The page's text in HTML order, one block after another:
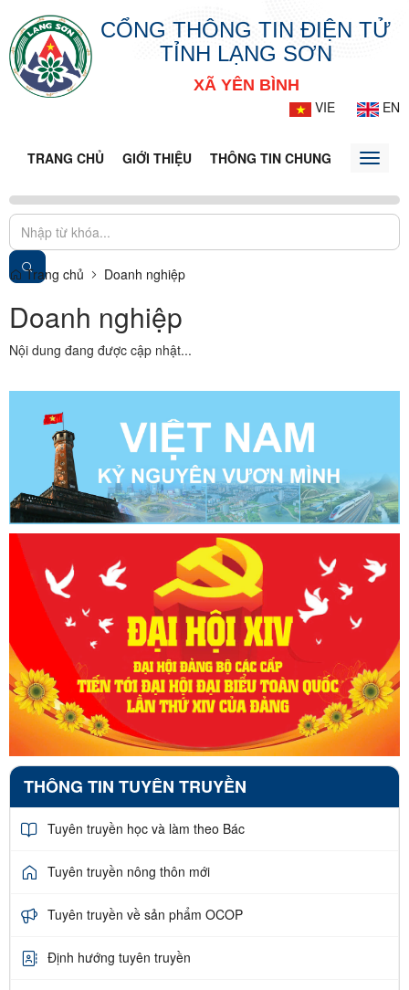
CỔNG THÔNG TIN ĐIỆN TỬ
TỈNH LẠNG SƠN
XÃ YÊN BÌNH
VIE
EN
TRANG CHỦ GIỚI THIỆU THÔNG TIN CHUNG DOANH
Toggle
Trang chủ Doanh nghiệp
Doanh nghiệp
Nội dung đang được cập nhật...
THÔNG TIN TUYÊN TRUYỀN
Tuyên truyền học và làm theo Bác
Tuyên truyền nông thôn mới
Tuyên truyền về sản phẩm OCOP
Định hướng tuyên truyền